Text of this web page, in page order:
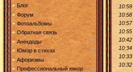
Блог
Форум
Фотоальбомы
Обратная связь
Анекдоды
Юмор в стихах
Афоризмы
Профессиональный юмор
10:59
10:58
10:57
10:55
10:42
10:34
10:33
10:32